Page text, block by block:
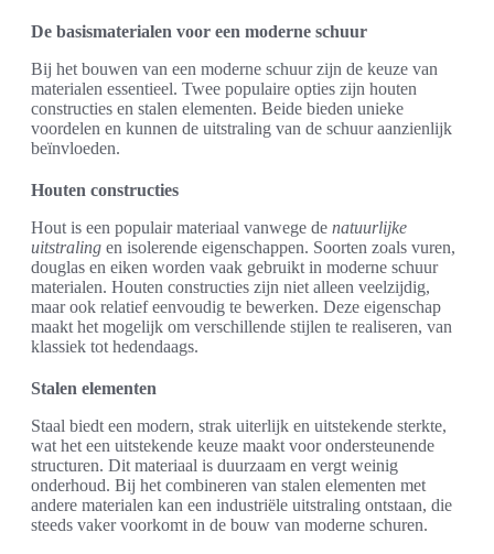
De basismaterialen voor een moderne schuur
Bij het bouwen van een moderne schuur zijn de keuze van
materialen essentieel. Twee populaire opties zijn houten
constructies en stalen elementen. Beide bieden unieke
voordelen en kunnen de uitstraling van de schuur aanzienlijk
beïnvloeden.
Houten constructies
Hout is een populair materiaal vanwege de natuurlijke
uitstraling en isolerende eigenschappen. Soorten zoals vuren,
douglas en eiken worden vaak gebruikt in moderne schuur
materialen. Houten constructies zijn niet alleen veelzijdig,
maar ook relatief eenvoudig te bewerken. Deze eigenschap
maakt het mogelijk om verschillende stijlen te realiseren, van
klassiek tot hedendaags.
Stalen elementen
Staal biedt een modern, strak uiterlijk en uitstekende sterkte,
wat het een uitstekende keuze maakt voor ondersteunende
structuren. Dit materiaal is duurzaam en vergt weinig
onderhoud. Bij het combineren van stalen elementen met
andere materialen kan een industriële uitstraling ontstaan, die
steeds vaker voorkomt in de bouw van moderne schuren.